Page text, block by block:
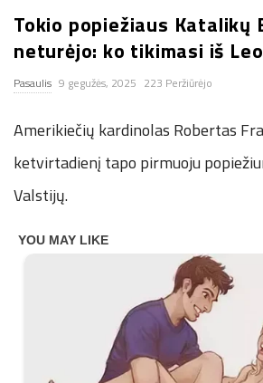
n
.
n
e
t
Tokio popiežiaus Katalikų
neturėjo: ko tikimasi iš
Pasaulis 9 gegužės, 2025 223 Peržiūrėjo
Amerikiečių kardinolas Robertas
ketvirtadienį tapo pirmuoju
Valstijų.